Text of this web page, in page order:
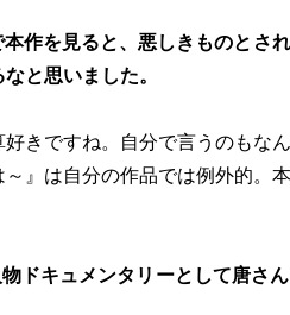
本作を見ると、悪しきものとさ
と思いました。
きですね。自分で言うのもな
』は自分の作品では例外的。
ドキュメンタリーとして唐さ